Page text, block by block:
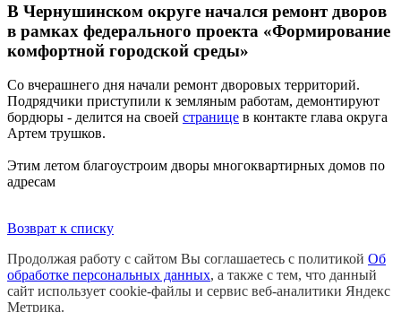
В Чернушинском округе начался ремонт дворов
в рамках федерального проекта «Формирование
комфортной городской среды»
Со вчерашнего дня начали ремонт дворовых территорий.
Подрядчики приступили к земляным работам, демонтируют
бордюры - делится на своей странице в контакте глава округа
Артем трушков.
Этим летом благоустроим дворы многоквартирных домов по
адресам
Возврат к списку
Продолжая работу с сайтом Вы соглашаетесь с политикой Об
обработке персональных данных, а также с тем, что данный
сайт использует cookie-файлы и сервис веб-аналитики Яндекс
Метрика.